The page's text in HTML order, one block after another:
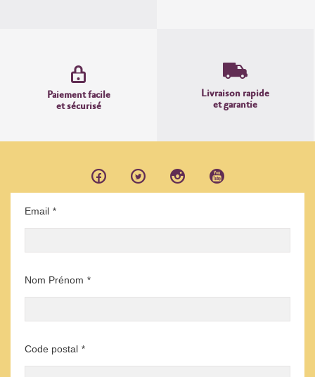
Paiement facile
et sécurisé
Livraison rapide
et garantie
Email *
Nom Prénom *
Code postal *